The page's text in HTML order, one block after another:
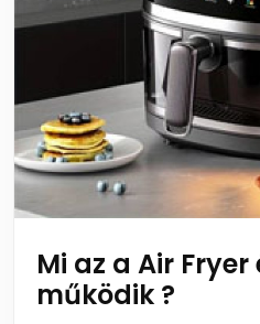
Mi az a Air
működik ?